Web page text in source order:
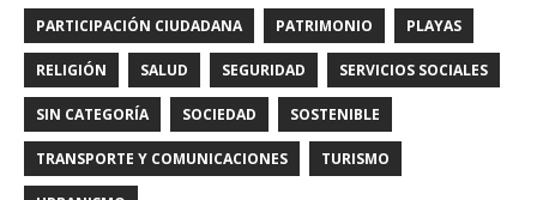
PARTICIPACIÓN CIUDADANA PATRIMONIO PLAYAS
RELIGIÓN SALUD SEGURIDAD SERVICIOS SOCIALES
SIN CATEGORÍA SOCIEDAD SOSTENIBLE
TRANSPORTE Y COMUNICACIONES TURISMO